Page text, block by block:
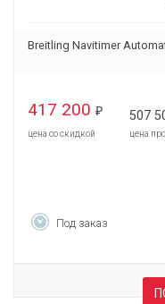
Breitling Navitimer
417 200 ₽
цена со скидкой
507
цена
Под заказ